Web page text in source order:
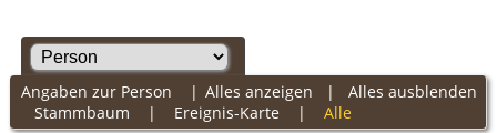
Alles anzeigen | Alles ausblenden
Angaben zur Person |
Stammbaum | Ereignis-Karte | Alle